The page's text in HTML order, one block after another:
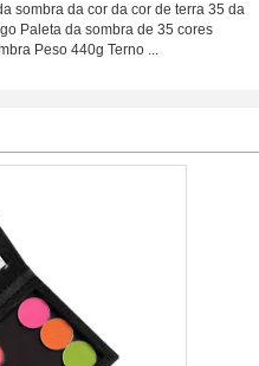
sombra da cor da cor de terra 35 da
Paleta da sombra de 35 cores
Peso 440g Terno ...